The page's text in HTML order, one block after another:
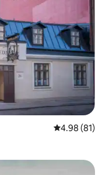
평점 4.98점(5
4.98 (81)